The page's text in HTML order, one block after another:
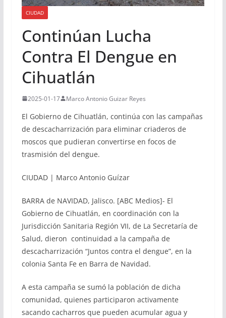
CIUDAD
Continúan Lucha
Contra El Dengue en
Cihuatlán
2025-01-17 Marco Antonio Guizar Reyes
El Gobierno de Cihuatlán, continúa con las campañas
de descacharrización para eliminar criaderos de
moscos que pudieran convertirse en focos de
trasmisión del dengue.
CIUDAD | Marco Antonio Guízar
BARRA de NAVIDAD, Jalisco. [ABC Medios]- El
Gobierno de Cihuatlán, en coordinación con la
Jurisdicción Sanitaria Región VII, de La Secretaría de
Salud, dieron continuidad a la campaña de
descacharrización “Juntos contra el dengue”, en la
colonia Santa Fe en Barra de Navidad.
A esta campaña se sumó la población de dicha
comunidad, quienes participaron activamente
sacando cacharros que pueden acumular agua y